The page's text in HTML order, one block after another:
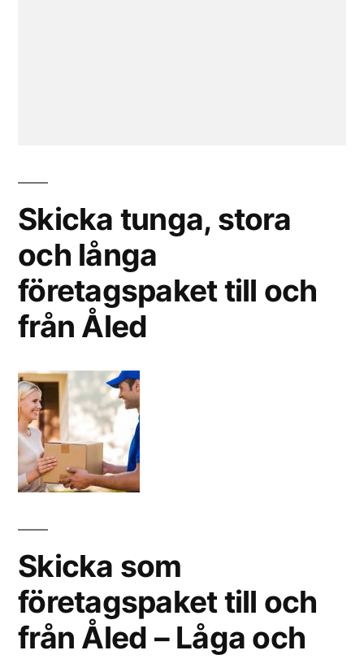
Skicka tunga, stora
och långa
företagspaket till och
från Åled
Skicka som
företagspaket till och
från Åled – Låga och